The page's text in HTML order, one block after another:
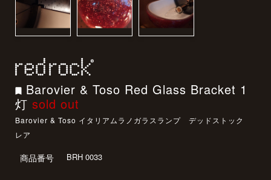
Barovier & Toso Red Glass Bracket 1
灯sold out
Barovier & Toso イタリアムラノガラスランプ デッドストック
レア
商品番号 BRH 0033